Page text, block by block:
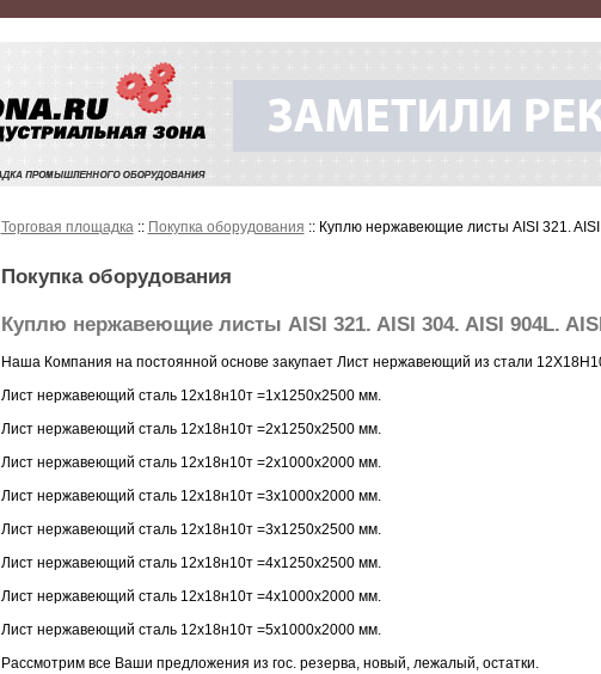
Торговая площадка:: Покупка оборудования :: Куплю нержавеющие листы AISI 321. AISI
Покупка оборудования
Куплю нержавеющие листы AISI 321. AISI 304. AISI 904L.
Наша Компания на постоянной основе закупает Лист нержавеющий из стали
Лист нержавеющий сталь 12х18н10т =1х1250х2500 мм.
Лист нержавеющий сталь 12х18н10т =2х1250х2500 мм.
Лист нержавеющий сталь 12х18н10т =2х1000х2000 мм.
Лист нержавеющий сталь 12х18н10т =3х1000х2000 мм.
Лист нержавеющий сталь 12х18н10т =3х1250х2500 мм.
Лист нержавеющий сталь 12х18н10т =4х1250х2500 мм.
Лист нержавеющий сталь 12х18н10т =4х1000х2000 мм.
Лист нержавеющий сталь 12х18н10т =5х1000х2000 мм.
Рассмотрим все Ваши предложения из гос. резерва, новый, лежалый, остатки.